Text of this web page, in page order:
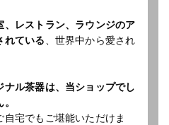
レストラン、ラウンジのア
れている 、世界中から愛され
ル茶器は、当ショップでし
宅でもご堪能いただけま